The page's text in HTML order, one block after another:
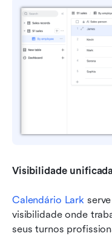
Visibilidade
Calendário Lark
visibilidade onde
seus turnos